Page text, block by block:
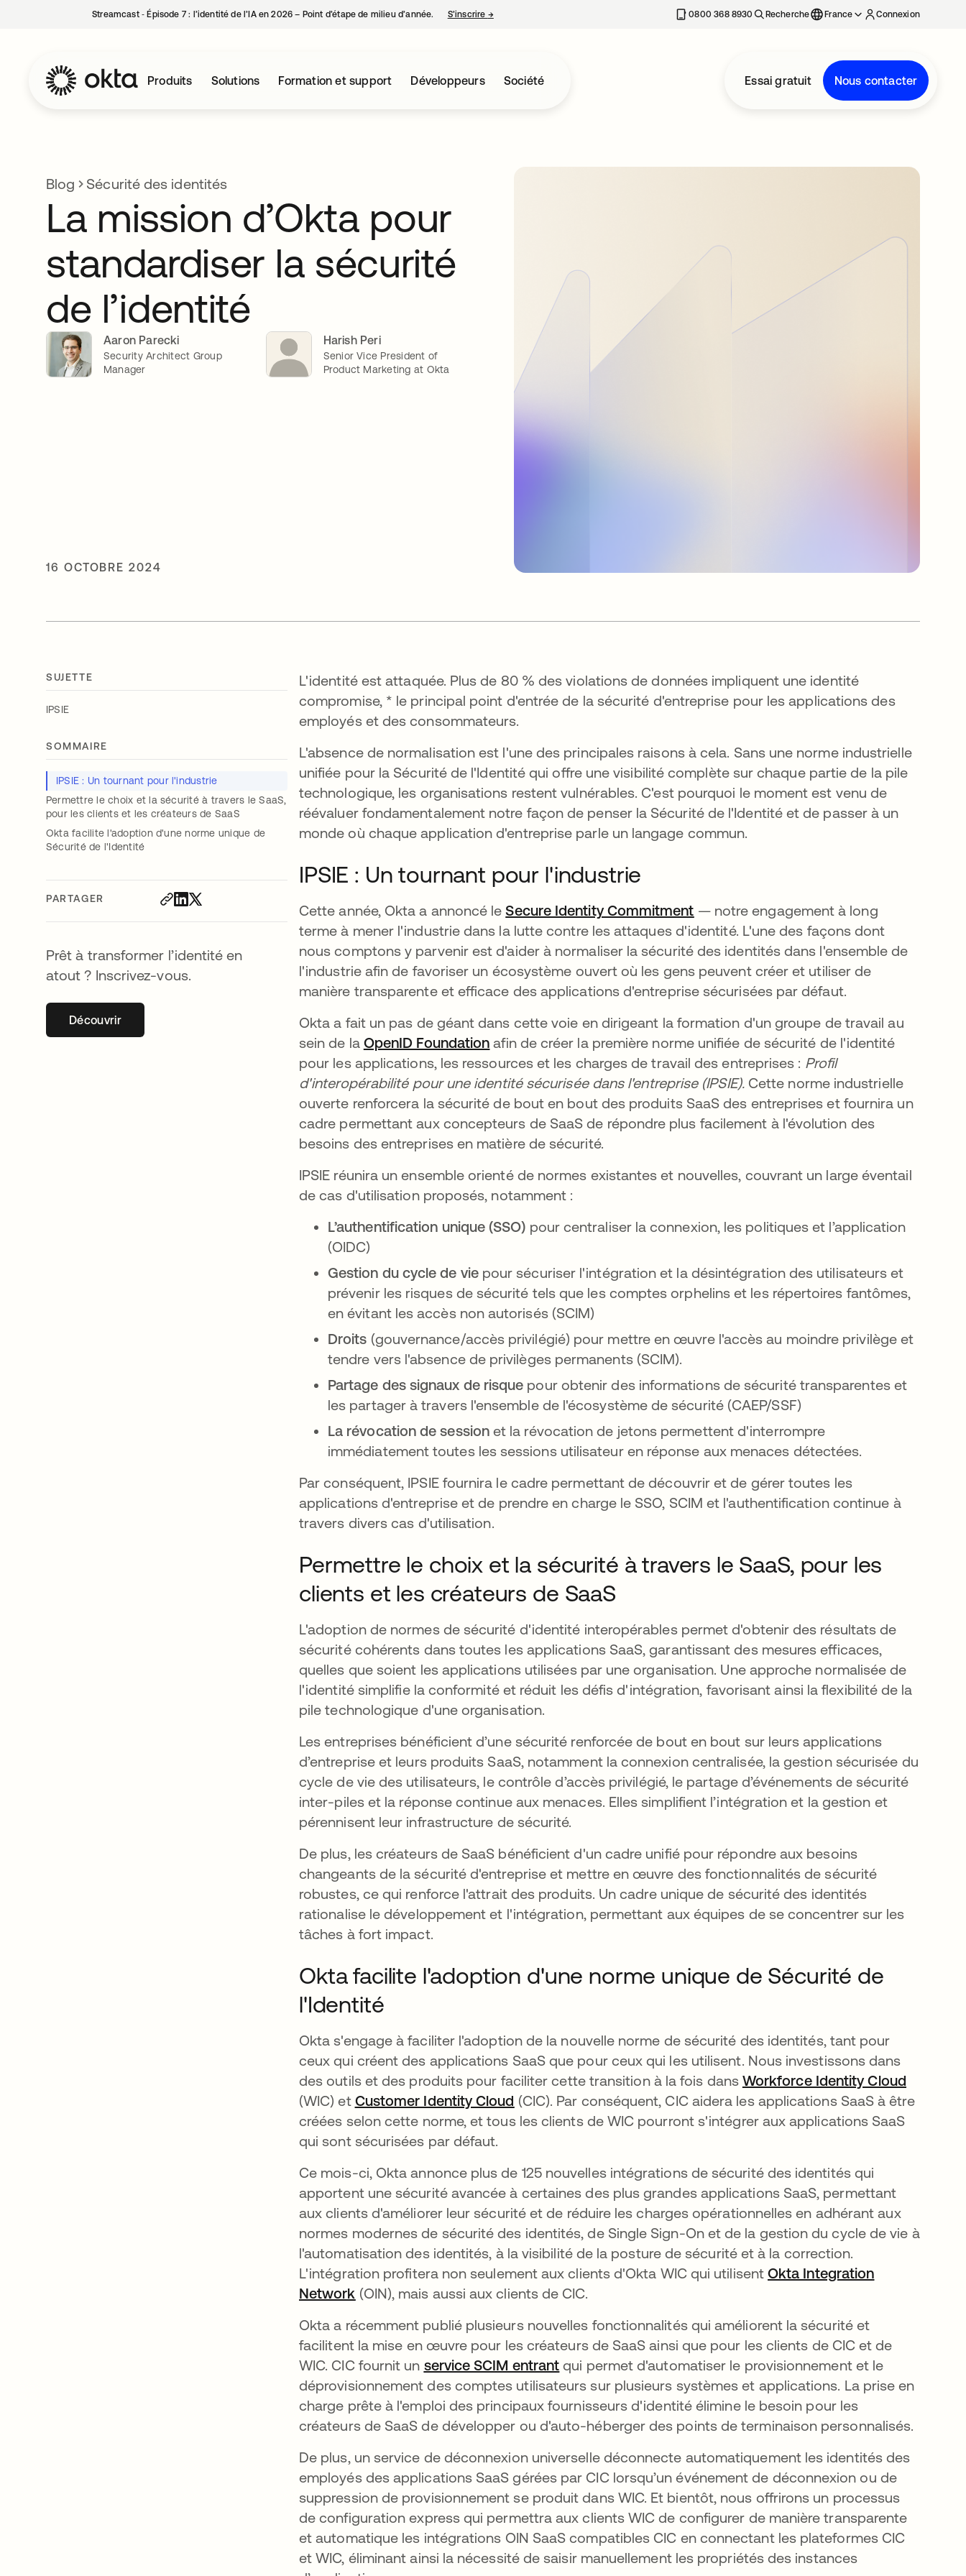
Streamcast ‑ Épisode 7 : l’identité de l’IA en 2026 – Point d’étape de milieu d’année. S’inscrire →s’ouvre dans un nouvel onglet 0800 368 8930 Recherche France Connexion
Produits Solutions Formation et support Développeurs Société Essai gratuit Nous contacter
Blog Sécurité des identités
La mission d’Okta pour
standardiser la sécurité
de l’identité
Aaron Parecki
Security Architect Group
Manager
Harish Peri
Senior Vice President of
Product Marketing at Okta
16 OCTOBRE 2024
SUJETTE
IPSIE
SOMMAIRE
IPSIE : Un tournant pour l'industrie
Permettre le choix et la sécurité à travers le SaaS,
pour les clients et les créateurs de SaaS
Okta facilite l'adoption d'une norme unique de
Sécurité de l'Identité
PARTAGER
Prêt à transformer l’identité en
atout ? Inscrivez-vous.
Découvrirs’ouvre dans un nouvel onglet
L'identité est attaquée. Plus de 80 % des violations de données impliquent une identité
compromise, * le principal point d'entrée de la sécurité d'entreprise pour les applications des
employés et des consommateurs.
L'absence de normalisation est l'une des principales raisons à cela. Sans une norme industrielle
unifiée pour la Sécurité de l'Identité qui offre une visibilité complète sur chaque partie de la pile
technologique, les organisations restent vulnérables. C'est pourquoi le moment est venu de
réévaluer fondamentalement notre façon de penser la Sécurité de l'Identité et de passer à un
monde où chaque application d'entreprise parle un langage commun.
IPSIE : Un tournant pour l'industrie
Cette année, Okta a annoncé leSecure Identity Commitment s’ouvre dans un nouvel onglet
— notre engagement à long
terme à mener l'industrie dans la lutte contre les attaques d'identité. L'une des façons dont
nous comptons y parvenir est d'aider à normaliser la sécurité des identités dans l'ensemble de
l'industrie afin de favoriser un écosystème ouvert où les gens peuvent créer et utiliser de
manière transparente et efficace des applications d'entreprise sécurisées par défaut.
Okta a fait un pas de géant dans cette voie en dirigeant la formation d'un groupe de travail au
sein de la OpenID Foundation s’ouvre dans un nouvel onglet
afin de créer la première norme unifiée de sécurité de l'identité
pour les applications, les ressources et les charges de travail des entreprises : Profil
d'interopérabilité pour une identité sécurisée dans l'entreprise (IPSIE).Cette norme industrielle
ouverte renforcera la sécurité de bout en bout des produits SaaS des entreprises et fournira un
cadre permettant aux concepteurs de SaaS de répondre plus facilement à l'évolution des
besoins des entreprises en matière de sécurité.
IPSIE réunira un ensemble orienté de normes existantes et nouvelles, couvrant un large éventail
de cas d'utilisation proposés, notamment :
L’authentification unique (SSO) pour centraliser la connexion, les politiques et l’application
(OIDC)
Gestion du cycle de viepour sécuriser l'intégration et la désintégration des utilisateurs et
prévenir les risques de sécurité tels que les comptes orphelins et les répertoires fantômes,
en évitant les accès non autorisés (SCIM)
Droits (gouvernance/accès privilégié) pour mettre en œuvre l'accès au moindre privilège et
tendre vers l'absence de privilèges permanents (SCIM).
Partage des signaux de risque pour obtenir des informations de sécurité transparentes et
les partager à travers l'ensemble de l'écosystème de sécurité (CAEP/SSF)
La révocation de sessionet la révocation de jetons permettent d'interrompre
immédiatement toutes les sessions utilisateur en réponse aux menaces détectées.
Par conséquent, IPSIE fournira le cadre permettant de découvrir et de gérer toutes les
applications d'entreprise et de prendre en charge le SSO, SCIM et l'authentification continue à
travers divers cas d'utilisation.
Permettre le choix et la sécurité à travers le SaaS, pour les
clients et les créateurs de SaaS
L'adoption de normes de sécurité d'identité interopérables permet d'obtenir des résultats de
sécurité cohérents dans toutes les applications SaaS, garantissant des mesures efficaces,
quelles que soient les applications utilisées par une organisation. Une approche normalisée de
l'identité simplifie la conformité et réduit les défis d'intégration, favorisant ainsi la flexibilité de la
pile technologique d'une organisation.
Les entreprises bénéficient d’une sécurité renforcée de bout en bout sur leurs applications
d’entreprise et leurs produits SaaS, notamment la connexion centralisée, la gestion sécurisée du
cycle de vie des utilisateurs, le contrôle d’accès privilégié, le partage d’événements de sécurité
inter-piles et la réponse continue aux menaces. Elles simplifient l’intégration et la gestion et
pérennisent leur infrastructure de sécurité.
De plus, les créateurs de SaaS bénéficient d'un cadre unifié pour répondre aux besoins
changeants de la sécurité d'entreprise et mettre en œuvre des fonctionnalités de sécurité
robustes, ce qui renforce l'attrait des produits. Un cadre unique de sécurité des identités
rationalise le développement et l'intégration, permettant aux équipes de se concentrer sur les
tâches à fort impact.
Okta facilite l'adoption d'une norme unique de Sécurité de
l'Identité
Okta s'engage à faciliter l'adoption de la nouvelle norme de sécurité des identités, tant pour
ceux qui créent des applications SaaS que pour ceux qui les utilisent. Nous investissons dans
des outils et des produits pour faciliter cette transition à la fois dans Workforce Identity Cloud
(WIC) et Customer Identity Cloud (CIC). Par conséquent, CIC aidera les applications SaaS à être
créées selon cette norme, et tous les clients de WIC pourront s'intégrer aux applications SaaS
qui sont sécurisées par défaut.
Ce mois-ci, Okta annonce plus de 125 nouvelles intégrations de sécurité des identités qui
apportent une sécurité avancée à certaines des plus grandes applications SaaS, permettant
aux clients d'améliorer leur sécurité et de réduire les charges opérationnelles en adhérant aux
normes modernes de sécurité des identités, de Single Sign-On et de la gestion du cycle de vie à
l'automatisation des identités, à la visibilité de la posture de sécurité et à la correction.
L'intégration profitera non seulement aux clients d'Okta WIC qui utilisent Okta Integration
Network (OIN), mais aussi aux clients de CIC.
Okta a récemment publié plusieurs nouvelles fonctionnalités qui améliorent la sécurité et
facilitent la mise en œuvre pour les créateurs de SaaS ainsi que pour les clients de CIC et de
WIC. CIC fournit un service SCIM entrant qui permet d'automatiser le provisionnement et le
déprovisionnement des comptes utilisateurs sur plusieurs systèmes et applications. La prise en
charge prête à l'emploi des principaux fournisseurs d'identité élimine le besoin pour les
créateurs de SaaS de développer ou d'auto-héberger des points de terminaison personnalisés.
De plus, un service de déconnexion universelle déconnecte automatiquement les identités des
employés des applications SaaS gérées par CIC lorsqu’un événement de déconnexion ou de
suppression de provisionnement se produit dans WIC. Et bientôt, nous offrirons un processus
de configuration express qui permettra aux clients WIC de configurer de manière transparente
et automatique les intégrations OIN SaaS compatibles CIC en connectant les plateformes CIC
et WIC, éliminant ainsi la nécessité de saisir manuellement les propriétés des instances